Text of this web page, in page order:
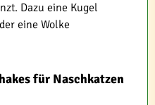
Dazu eine Kugel
eine Wolke
für Naschkatzen